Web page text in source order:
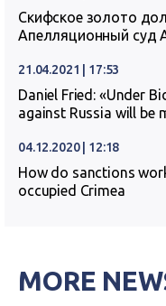
Скифское золото
Апелляционный суд
21.04.2021 | 17:53
Daniel Fried: «Under
against Russia will be
04.12.2020 | 12:18
How do sanctions
occupied Crimea
MORE